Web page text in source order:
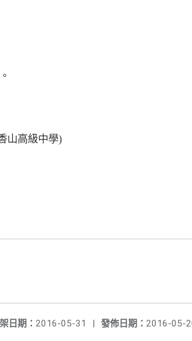
山高級中學)
發佈日期： 2016-05-
日期： 2016-05-31 |